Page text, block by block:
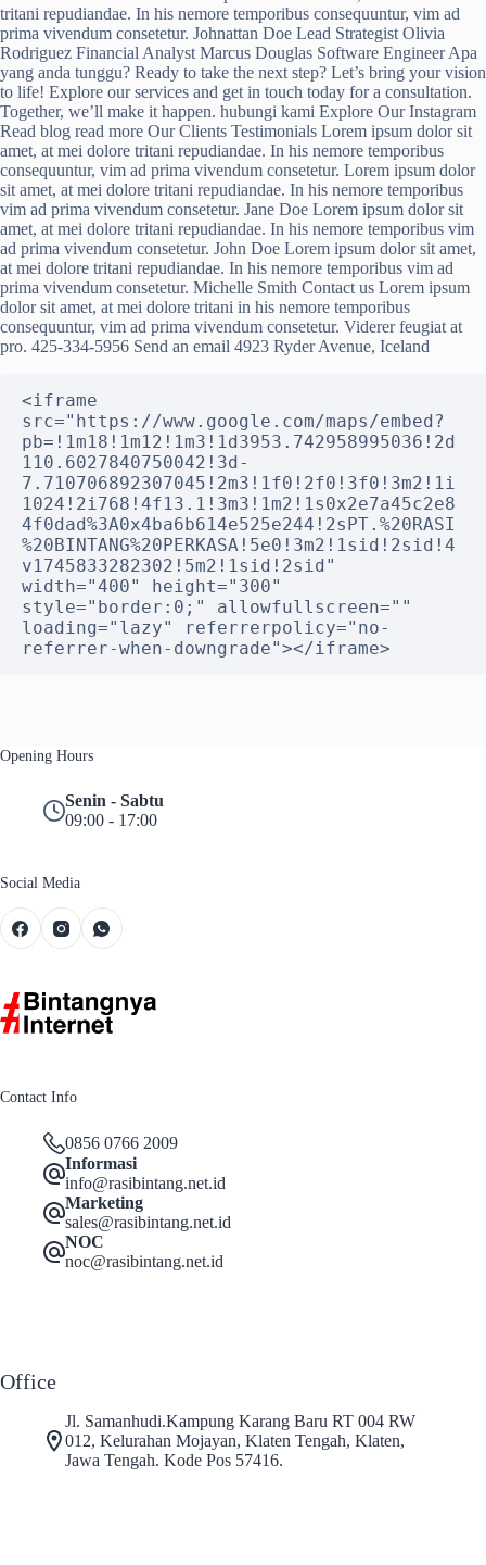
tritani repudiandae. In his nemore temporibus consequuntur, vim ad
prima vivendum consetetur. Johnattan Doe Lead Strategist Olivia
Rodriguez Financial Analyst Marcus Douglas Software Engineer Apa
yang anda tunggu? Ready to take the next step? Let’s bring your vision
to life! Explore our services and get in touch today for a consultation.
Together, we’ll make it happen. hubungi kami Explore Our Instagram
Read blog read more Our Clients Testimonials Lorem ipsum dolor sit
amet, at mei dolore tritani repudiandae. In his nemore temporibus
consequuntur, vim ad prima vivendum consetetur. Lorem ipsum dolor
sit amet, at mei dolore tritani repudiandae. In his nemore temporibus
vim ad prima vivendum consetetur. Jane Doe Lorem ipsum dolor sit
amet, at mei dolore tritani repudiandae. In his nemore temporibus vim
ad prima vivendum consetetur. John Doe Lorem ipsum dolor sit amet,
at mei dolore tritani repudiandae. In his nemore temporibus vim ad
prima vivendum consetetur. Michelle Smith Contact us Lorem ipsum
dolor sit amet, at mei dolore tritani in his nemore temporibus
consequuntur, vim ad prima vivendum consetetur. Viderer feugiat at
pro. 425-334-5956 Send an email 4923 Ryder Avenue, Iceland
<iframe
src="https://www.google.com/maps/embed?
pb=!1m18!1m12!1m3!1d3953.742958995036!2d
110.6027840750042!3d-
7.710706892307045!2m3!1f0!2f0!3f0!3m2!1i
1024!2i768!4f13.1!3m3!1m2!1s0x2e7a45c2e8
4f0dad%3A0x4ba6b614e525e244!2sPT.%20RASI
%20BINTANG%20PERKASA!5e0!3m2!1sid!2sid!4
v1745833282302!5m2!1sid!2sid"
width="400" height="300"
style="border:0;" allowfullscreen=""
loading="lazy" referrerpolicy="no-
referrer-when-downgrade"></iframe>
Opening Hours
Senin - Sabtu
09:00 - 17:00
Social Media
Contact Info
0856 0766 2009
Informasi
info@rasibintang.net.id
Marketing
sales@rasibintang.net.id
NOC
noc@rasibintang.net.id
Office
Jl. Samanhudi.Kampung Karang Baru RT 004 RW
012, Kelurahan Mojayan, Klaten Tengah, Klaten,
Jawa Tengah. Kode Pos 57416.